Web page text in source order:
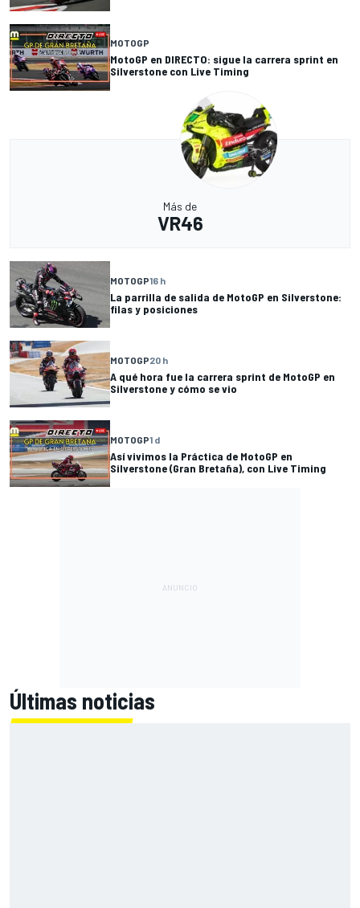
MOTOGP
MotoGP en DIRECTO: sigue la carrera sprint en
Silverstone con Live Timing
Más de
VR46
MOTOGP16 h
La parrilla de salida de MotoGP en Silverstone:
filas y posiciones
MOTOGP20 h
A qué hora fue la carrera sprint de MotoGP en
Silverstone y cómo se vio
MOTOGP1 d
Así vivimos la Práctica de MotoGP en
Silverstone (Gran Bretaña), con Live Timing
Últimas noticias